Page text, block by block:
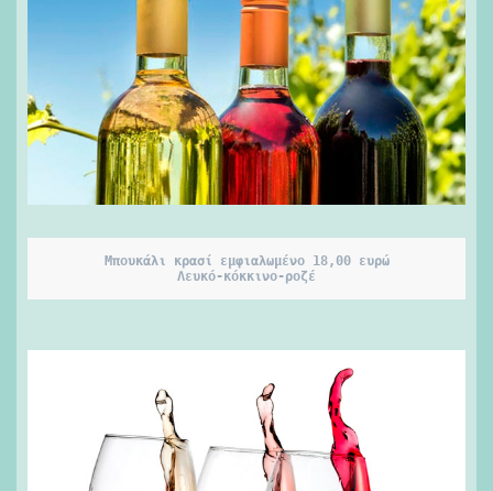
Μπουκάλι κρασί εμφιαλωμένο 18,00 ευρώ
Λευκό-κόκκινο-ροζέ